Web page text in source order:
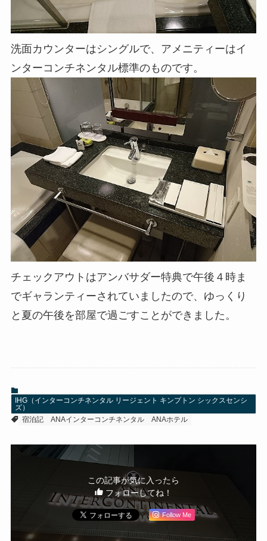
洗面カウンターはシングルで、アメニティーはイ
ンターコンチネンタル標準のものです。
チェックアウトはアンバサダー特典で午後４時ま
でギャランティーされていましたので、ゆっくり
と夏の午後を部屋で過ごすことができました。
IHG（インターコンチネンタル リージェント キンプトン シックスセンシ
ズ）
宿泊記
ANAインターコンチネンタル ANAホテル
この記事が気に入ったら
フォローしてね！
Follow Me